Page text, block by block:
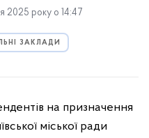
2025 року о 14:47
ЗАКЛАДИ
на призначення
міської ради